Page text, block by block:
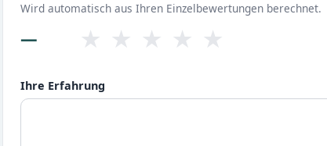
Wird automatisch aus Ihren Einzelbewertungen berechnet.
— ★ ★ ★ ★ ★
Ihre Erfahrung